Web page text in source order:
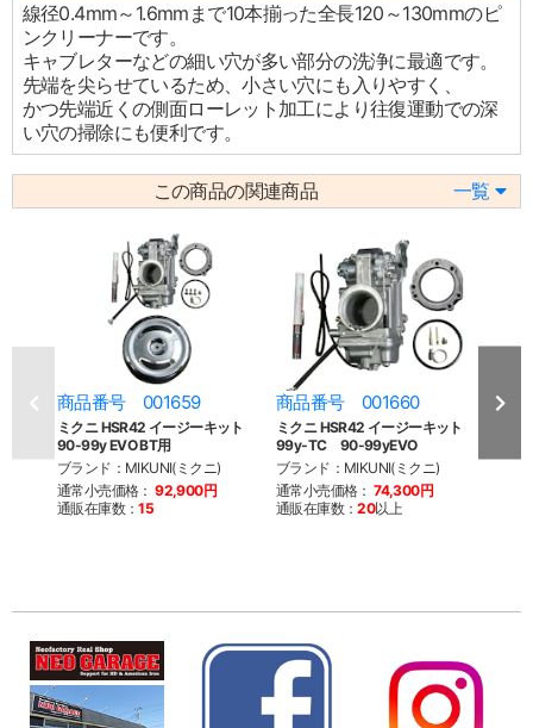
線径0.4mm～1.6mmまで10本揃った全長120～130mmのピ
ンクリーナーです。
キャブレターなどの細い穴が多い部分の洗浄に最適です。
先端を尖らせているため、小さい穴にも入りやすく、
かつ先端近くの側面ローレット加工により往復運動での深
い穴の掃除にも便利です。
この商品の関連商品 一覧
商品番号 001659
ミクニ HSR42 イージーキット
90-99y EVO BT用
ブランド：MIKUNI(ミクニ)
通常小売価格： 92,900円
通販在庫数：15
商品番号 001660
ミクニ HSR42 イージーキット
99y-TC 90-99yEVO
ブランド：MIKUNI(ミクニ)
通常小売価格： 74,300円
通販在庫数：20以上
商